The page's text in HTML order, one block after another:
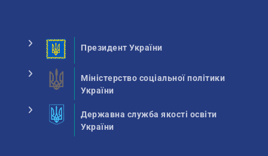
Президент України
Міністерство соціальної політики
України
Державна служба якості освіти
України